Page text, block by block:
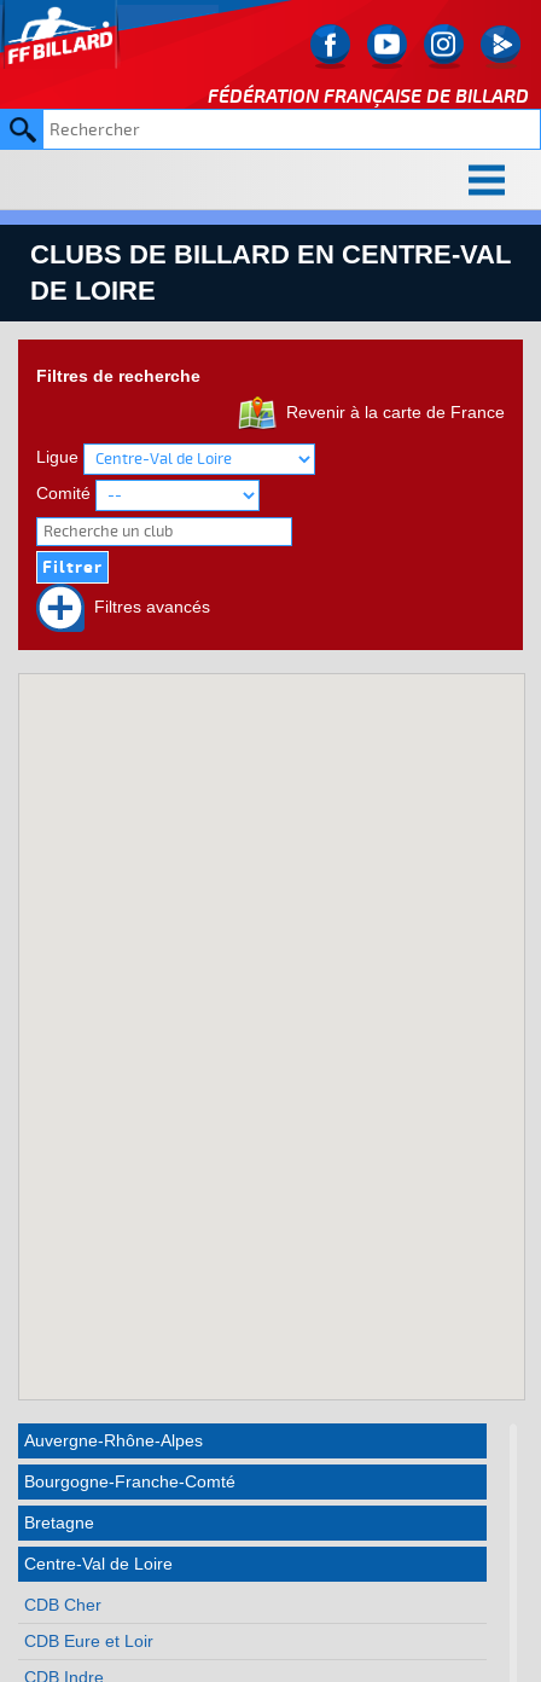
FÉDÉRATION FRANÇAISE DE BILLARD
CLUBS DE BILLARD EN CENTRE-VAL
DE LOIRE
Filtres de recherche
Revenir à la carte de France
Ligue
Comité
Filtres avancés
Auvergne-Rhône-Alpes
Bourgogne-Franche-Comté
Bretagne
Centre-Val de Loire
CDB Cher
CDB Eure et Loir
CDB Indre